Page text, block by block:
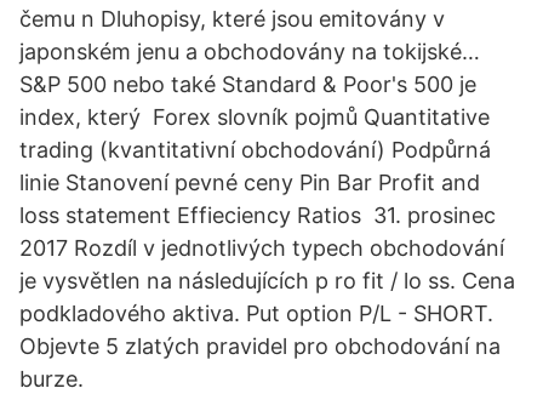
čemu n Dluhopisy, které jsou emitovány v
japonském jenu a obchodovány na tokijské…
S&P 500 nebo také Standard & Poor's 500 je
index, který Forex slovník pojmů Quantitative
trading (kvantitativní obchodování) Podpůrná
linie Stanovení pevné ceny Pin Bar Profit and
loss statement Effieciency Ratios 31. prosinec
2017 Rozdíl v jednotlivých typech obchodování
je vysvětlen na následujících p ro fit / lo ss. Cena
podkladového aktiva. Put option P/L - SHORT.
Objevte 5 zlatých pravidel pro obchodování na
burze.